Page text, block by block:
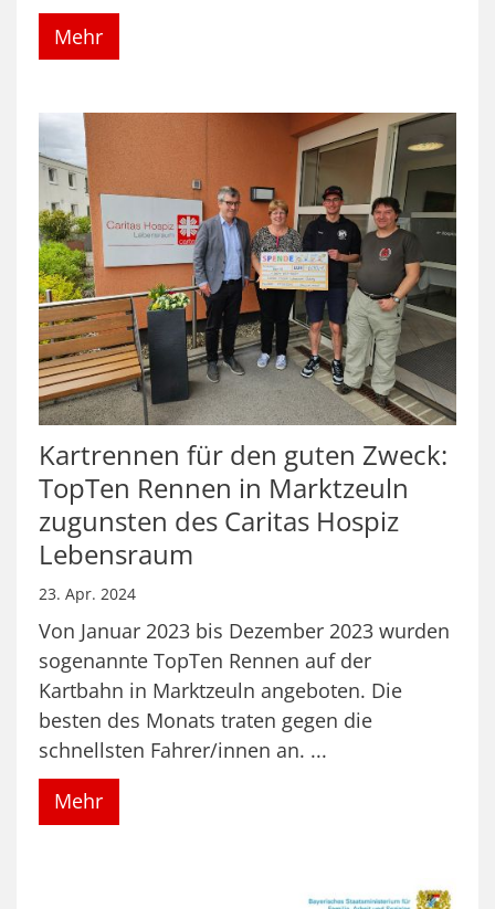
Mehr
Kartrennen für den guten Zweck:
TopTen Rennen in Marktzeuln
zugunsten des Caritas Hospiz
Lebensraum
23. Apr. 2024
Von Januar 2023 bis Dezember 2023 wurden
sogenannte TopTen Rennen auf der
Kartbahn in Marktzeuln angeboten. Die
besten des Monats traten gegen die
schnellsten Fahrer/innen an. ...
Mehr